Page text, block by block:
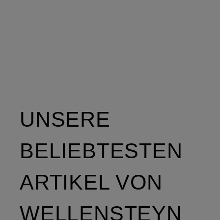
UNSERE
BELIEBTESTEN
ARTIKEL VON
WELLENSTEYN